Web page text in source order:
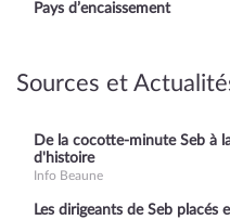
Pays d’encaissement
Sources et
De la cocotte-minute Seb à
d'histoire
Info Beaune
Les dirigeants de Seb placés